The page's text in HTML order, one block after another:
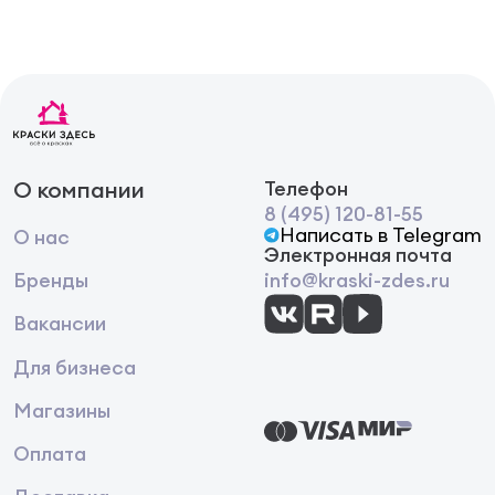
О компании
О нас
Бренды
Вакансии
Для бизнеса
Магазины
Оплата
Телефон
8 (495) 120-81-55
Написать в Telegram
Электронная почта
info@kraski-zdes.ru